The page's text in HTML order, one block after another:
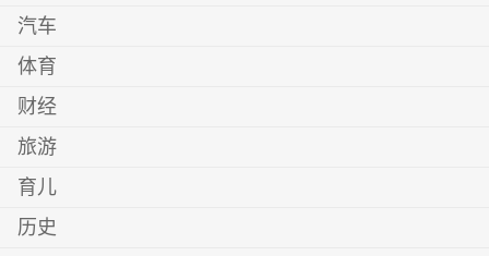
汽车
体育
财经
旅游
育儿
历史